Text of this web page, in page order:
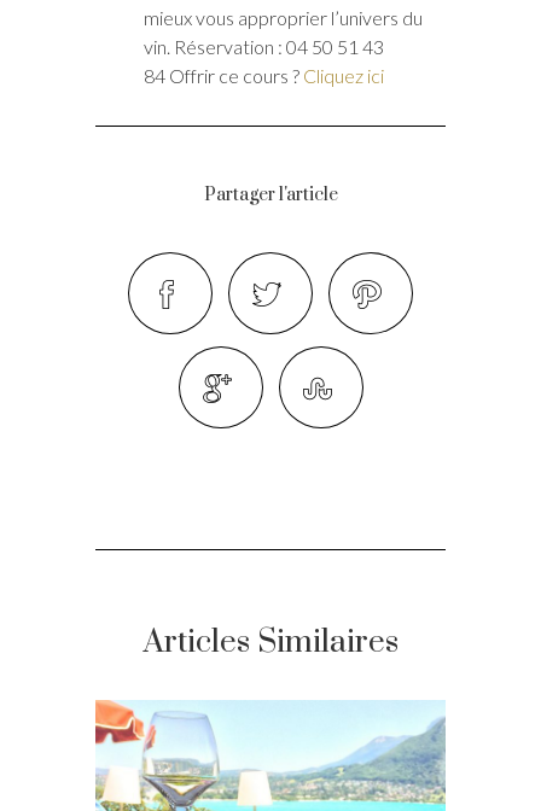
mieux vous approprier l’univers du
vin. Réservation : 04 50 51 43
84 Offrir ce cours ? Cliquez ici
Partager l'article
Articles Similaires